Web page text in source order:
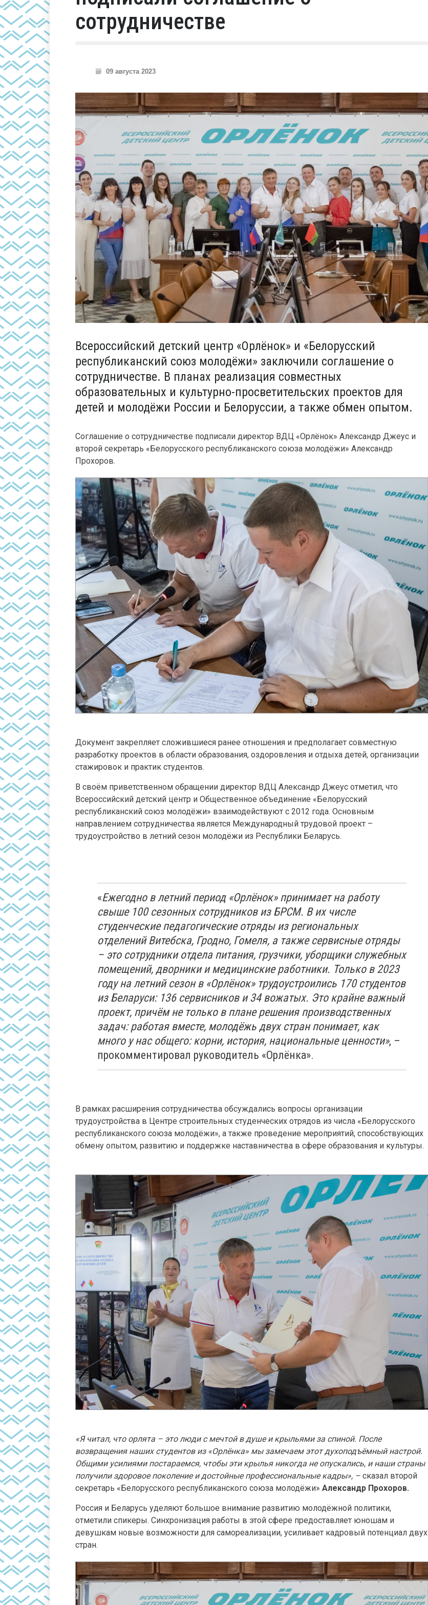
сотрудничестве
09 августа 2023
Всероссийский детский центр «Орлёнок» и «Белорусский
республиканский союз молодёжи» заключили соглашение о
сотрудничестве. В планах реализация совместных
образовательных и культурно-просветительских проектов для
детей и молодёжи России и Белоруссии, а также обмен опытом.
Соглашение о сотрудничестве подписали директор ВДЦ «Орлёнок» Александр Джеус и
второй секретарь «Белорусского республиканского союза молодёжи» Александр
Прохоров.
Документ закрепляет сложившиеся ранее отношения и предполагает совместную
разработку проектов в области образования, оздоровления и отдыха детей, организации
стажировок и практик студентов.
В своём приветственном обращении директор ВДЦ Александр Джеус отметил, что
Всероссийский детский центр и Общественное объединение «Белорусский
республиканский союз молодёжи» взаимодействуют с 2012 года. Основным
направлением сотрудничества является Международный трудовой проект –
трудоустройство в летний сезон молодёжи из Республики Беларусь.
«Ежегодно в летний период «Орлёнок» принимает на работу
свыше 100 сезонных сотрудников из БРСМ. В их числе
студенческие педагогические отряды из региональных
отделений Витебска, Гродно, Гомеля, а также сервисные отряды
– это сотрудники отдела питания, грузчики, уборщики служебных
помещений, дворники и медицинские работники. Только в 2023
году на летний сезон в «Орлёнок» трудоустроились 170 студентов
из Беларуси: 136 сервисников и 34 вожатых. Это крайне важный
проект, причём не только в плане решения производственных
задач: работая вместе, молодёжь двух стран понимает, как
много у нас общего: корни, история, национальные ценности», –
прокомментировал руководитель «Орлёнка».
В рамках расширения сотрудничества обсуждались вопросы организации
трудоустройства в Центре строительных студенческих отрядов из числа «Белорусского
республиканского союза молодёжи», а также проведение мероприятий, способствующих
обмену опытом, развитию и поддержке наставничества в сфере образования и культуры.
«Я читал, что орлята – это люди с мечтой в душе и крыльями за спиной. После
возвращения наших студентов из «Орлёнка» мы замечаем этот духоподъёмный настрой.
Общими усилиями постараемся, чтобы эти крылья никогда не опускались, и наши страны
получили здоровое поколение и достойные профессиональные кадры», – сказал второй
секретарь «Белорусского республиканского союза молодёжи» Александр Прохоров.
Россия и Беларусь уделяют большое внимание развитию молодёжной политики,
отметили спикеры. Синхронизация работы в этой сфере предоставляет юношам и
девушкам новые возможности для самореализации, усиливает кадровый потенциал двух
стран.